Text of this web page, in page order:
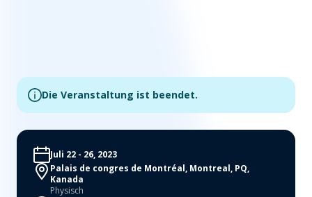
Die Veranstaltung ist beendet.
Juli 22 - 26, 2023
Palais de congres de Montréal, Montreal, PQ,
Kanada
Physisch